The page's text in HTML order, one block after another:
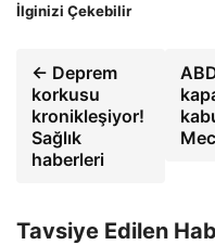
İlginizi Çekebilir
← Deprem
korkusu
kronikleşiyor!
Sağlık
haberleri
Tavsiye Edilen